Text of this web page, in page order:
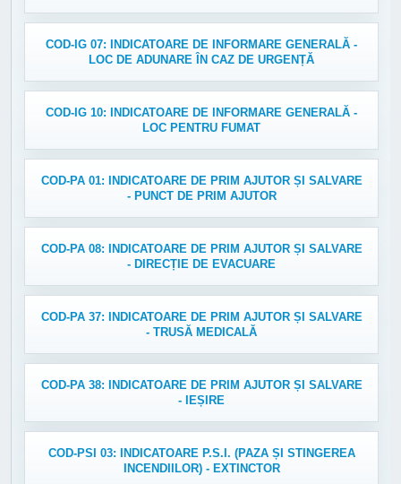
COD-IG 07: INDICATOARE DE INFORMARE GENERALĂ -
LOC DE ADUNARE ÎN CAZ DE URGENȚĂ
COD-IG 10: INDICATOARE DE INFORMARE GENERALĂ -
LOC PENTRU FUMAT
COD-PA 01: INDICATOARE DE PRIM AJUTOR ȘI SALVARE
- PUNCT DE PRIM AJUTOR
COD-PA 08: INDICATOARE DE PRIM AJUTOR ȘI SALVARE
- DIRECȚIE DE EVACUARE
COD-PA 37: INDICATOARE DE PRIM AJUTOR ȘI SALVARE
- TRUSĂ MEDICALĂ
COD-PA 38: INDICATOARE DE PRIM AJUTOR ȘI SALVARE
- IEȘIRE
COD-PSI 03: INDICATOARE P.S.I. (PAZA ȘI STINGEREA
INCENDIILOR) - EXTINCTOR